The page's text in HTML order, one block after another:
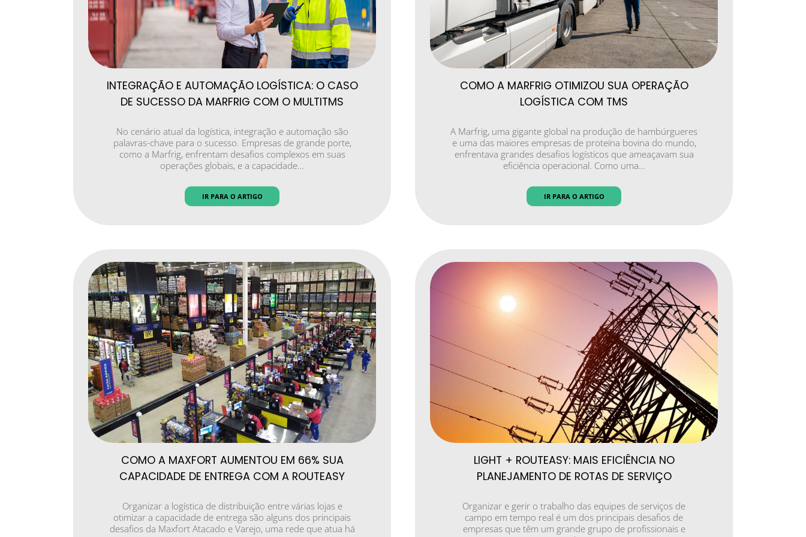
INTEGRAÇÃO E AUTOMAÇÃO LOGÍSTICA: O CASO
DE SUCESSO DA MARFRIG COM O MULTITMS
No cenário atual da logística, integração e automação são
palavras-chave para o sucesso. Empresas de grande porte,
como a Marfrig, enfrentam desafios complexos em suas
operações globais, e a capacidade…
IR PARA O ARTIGO
COMO A MARFRIG OTIMIZOU SUA OPERAÇÃO
LOGÍSTICA COM TMS
A Marfrig, uma gigante global na produção de hambúrgueres
e uma das maiores empresas de proteína bovina do mundo,
enfrentava grandes desafios logísticos que ameaçavam sua
eficiência operacional. Como uma…
IR PARA O ARTIGO
COMO A MAXFORT AUMENTOU EM 66% SUA
CAPACIDADE DE ENTREGA COM A ROUTEASY
Organizar a logística de distribuição entre várias lojas e
otimizar a capacidade de entrega são alguns dos principais
desafios da Maxfort Atacado e Varejo, uma rede que atua há
LIGHT + ROUTEASY: MAIS EFICIÊNCIA NO
PLANEJAMENTO DE ROTAS DE SERVIÇO
Organizar e gerir o trabalho das equipes de serviços de
campo em tempo real é um dos principais desafios de
empresas que têm um grande grupo de profissionais e